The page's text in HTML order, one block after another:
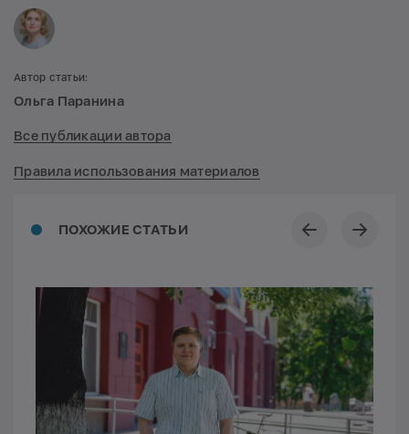
ПОХОЖИЕ СТАТЬИ
Автор статьи:
Ольга Паранина
Все публикации автора
Правила использования материалов